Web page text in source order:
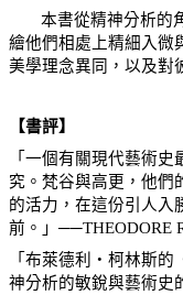
本書從精神分析的
繪他們相處上精細入微
美學理念異同，以及對
【書評】
「一個有關現代藝術
究。梵谷與高更，他們
的活力，在這份引人入
前。」──THEODORE
「布萊德利
‧ 柯林斯的
神分析的敏銳與藝術史